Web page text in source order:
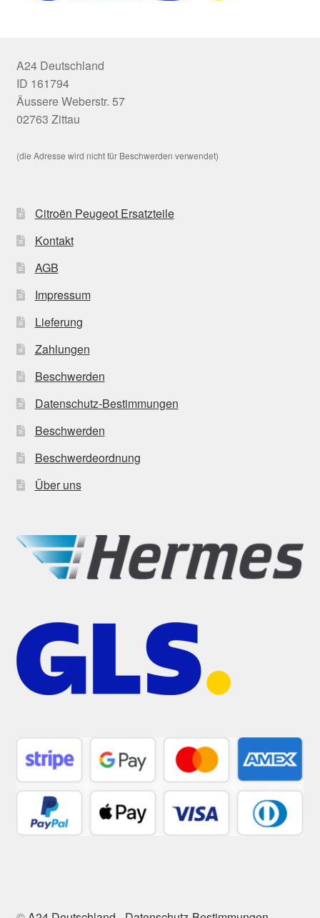
A24 Deutschland
ID 161794
Äussere Weberstr. 57
02763 Zittau
(die Adresse wird nicht für Beschwerden verwendet)
Citroën Peugeot Ersatzteile
Kontakt
AGB
Impressum
Lieferung
Zahlungen
Beschwerden
Datenschutz-Bestimmungen
Beschwerden
Beschwerdeordnung
Über uns